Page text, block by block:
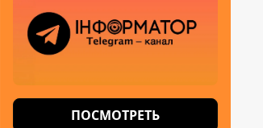
ПОСМОТРЕТЬ